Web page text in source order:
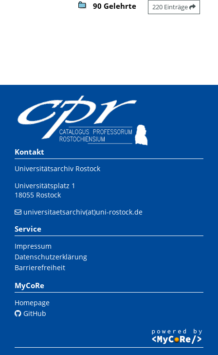
90 Gelehrte 220 Einträge
Kontakt
Universitätsarchiv Rostock
Universitätsplatz 1
18055 Rostock
universitaetsarchiv(at)uni-rostock.de
Service
Impressum
Datenschutzerklärung
Barrierefreiheit
MyCoRe
Homepage
GitHub